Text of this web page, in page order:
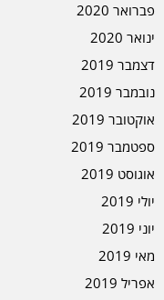
פברואר 2020
ינואר 2020
דצמבר 2019
נובמבר 2019
אוקטובר 2019
ספטמבר 2019
אוגוסט 2019
יולי 2019
יוני 2019
מאי 2019
אפריל 2019